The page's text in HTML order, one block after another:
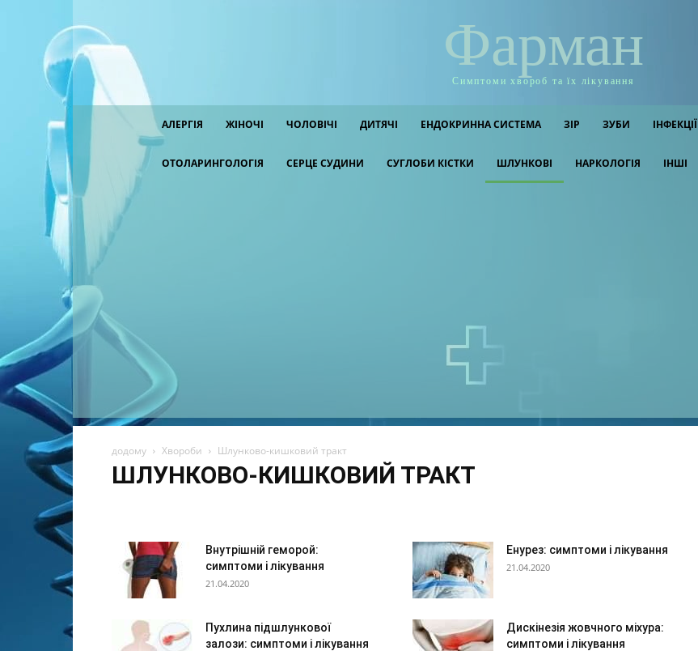
Фарман
Симптоми хвороб та їх лікування
АЛЕРГІЯ ЖІНОЧІ ЧОЛОВІЧІ ДИТЯЧІ ЕНДОКРИННА СИСТЕМА ЗІР ЗУБИ ІНФЕКЦІЇ
ОТОЛАРИНГОЛОГІЯ СЕРЦЕ СУДИНИ СУГЛОБИ КІСТКИ ШЛУНКОВІ НАРКОЛОГІЯ ІНШІ
додому Хвороби Шлунково-кишковий тракт
ШЛУНКОВО-КИШКОВИЙ ТРАКТ
Суглоби, кістки
Шлунково-кишковий тракт
Внутрішній геморой:
симптоми і лікування
21.04.2020
Енурез: симптоми і лікування
21.04.2020
Пухлина підшлункової
залози: симптоми і лікування
Дискінезія жовчного міхура:
симптоми і лікування